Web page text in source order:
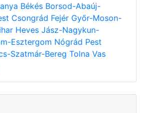
Békés Borsod-Abaúj-
Csongrád Fejér Győr-Moson-
Heves Jász-Nagykun-
Esztergom Nógrád Pest
Szatmár-Bereg Tolna Vas